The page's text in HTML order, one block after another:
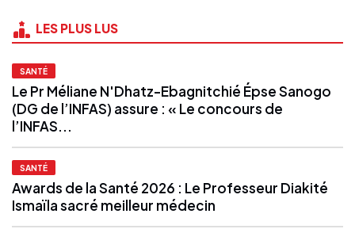
LES PLUS LUS
SANTÉ
Le Pr Méliane N'Dhatz-Ebagnitchié Épse Sanogo
(DG de l’INFAS) assure : « Le concours de
l’INFAS...
SANTÉ
Awards de la Santé 2026 : Le Professeur Diakité
Ismaïla sacré meilleur médecin